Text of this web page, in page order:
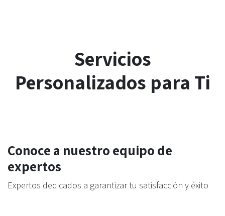
Servicios
Personalizados para Ti
Conoce a nuestro equipo de
expertos
Expertos dedicados a garantizar tu satisfacción y éxito